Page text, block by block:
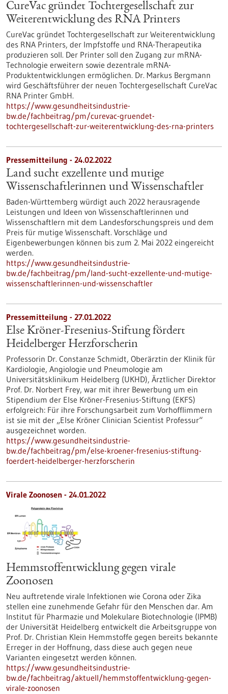
CureVac gründet Tochtergesellschaft zur
Weiterentwicklung des RNA Printers
CureVac gründet Tochtergesellschaft zur Weiterentwicklung
des RNA Printers, der Impfstoffe und RNA-Therapeutika
produzieren soll. Der Printer soll den Zugang zur mRNA-
Technologie erweitern sowie dezentrale mRNA-
Produktentwicklungen ermöglichen. Dr. Markus Bergmann
wird Geschäftsführer der neuen Tochtergesellschaft CureVac
RNA Printer GmbH.
https://www.gesundheitsindustrie-
bw.de/fachbeitrag/pm/curevac-gruendet-
tochtergesellschaft-zur-weiterentwicklung-des-rna-printers
Pressemitteilung - 24.02.2022
Land sucht exzellente und mutige
Wissenschaftlerinnen und Wissenschaftler
Baden-Württemberg würdigt auch 2022 herausragende
Leistungen und Ideen von Wissenschaftlerinnen und
Wissenschaftlern mit dem Landesforschungspreis und dem
Preis für mutige Wissenschaft. Vorschläge und
Eigenbewerbungen können bis zum 2. Mai 2022 eingereicht
werden.
https://www.gesundheitsindustrie-
bw.de/fachbeitrag/pm/land-sucht-exzellente-und-mutige-
wissenschaftlerinnen-und-wissenschaftler
Pressemitteilung - 27.01.2022
Else Kröner-Fresenius-Stiftung fördert
Heidelberger Herzforscherin
Professorin Dr. Constanze Schmidt, Oberärztin der Klinik für
Kardiologie, Angiologie und Pneumologie am
Universitätsklinikum Heidelberg (UKHD), Ärztlicher Direktor
Prof. Dr. Norbert Frey, war mit ihrer Bewerbung um ein
Stipendium der Else Kröner-Fresenius-Stiftung (EKFS)
erfolgreich: Für ihre Forschungsarbeit zum Vorhofflimmern
ist sie mit der „Else Kröner Clinician Scientist Professur“
ausgezeichnet worden.
https://www.gesundheitsindustrie-
bw.de/fachbeitrag/pm/else-kroener-fresenius-stiftung-
foerdert-heidelberger-herzforscherin
Virale Zoonosen - 24.01.2022
Hemmstoffentwicklung gegen virale
Zoonosen
Neu auftretende virale Infektionen wie Corona oder Zika
stellen eine zunehmende Gefahr für den Menschen dar. Am
Institut für Pharmazie und Molekulare Biotechnologie (IPMB)
der Universität Heidelberg entwickelt die Arbeitsgruppe von
Prof. Dr. Christian Klein Hemmstoffe gegen bereits bekannte
Erreger in der Hoffnung, dass diese auch gegen neue
Varianten eingesetzt werden können.
https://www.gesundheitsindustrie-
bw.de/fachbeitrag/aktuell/hemmstoffentwicklung-gegen-
virale-zoonosen